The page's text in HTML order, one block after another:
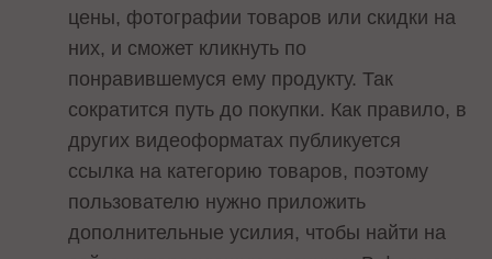
цены, фотографии товаров или скидки на
них, и сможет кликнуть по
понравившемуся ему продукту. Так
сократится путь до покупки. Как правило, в
других видеоформатах публикуется
ссылка на категорию товаров, поэтому
пользователю нужно приложить
дополнительные усилия, чтобы найти на